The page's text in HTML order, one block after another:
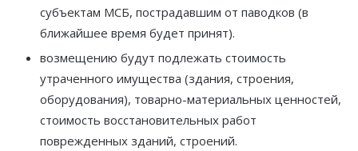
субъектам МСБ, пострадавшим от паводков (в
ближайшее время будет принят).
возмещению будут подлежать стоимость
утраченного имущества (здания, строения,
оборудования), товарно-материальных ценностей,
стоимость восстановительных работ
поврежденных зданий, строений.